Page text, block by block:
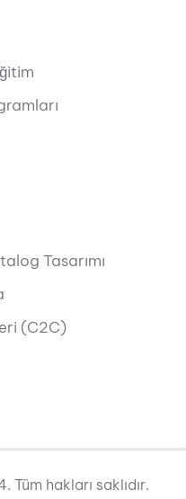
Tasarımı
(C2C)
hakları saklıdır.